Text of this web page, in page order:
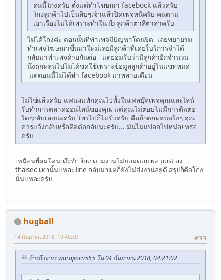
คนนี้โกงครับ ตั้งแต่ทำโฆษณา facebook แล้วครับ
โกงลูกค้าไปเป็นสิบๆเจ้าแล้วปิดเพจหนีครับ คนตาม
เอาเรื่องไม่ได้เพราะทำใน fb ลูกค้าตาสีตาสาครับ
ไม่ได้โกงค่ะ ตอนนั้นที่ทำเพจมีปัญหาโดนปิด เลยพยายาม
ทำเพจโฆษณาขึ้นมาใหม่เลยมีลูกค้าที่เคยใ้บริการจำได้
กลับมาทำเพจด้วยกันต่อ แต่ยอมรับว่ามีลูกค้าอีกจำนวน
นึงตกหล่นไปไมได้ชดใช้เพราะข้อมูลลูกค้าอยู่ในแชทหมด
แต่ตอนนี้ไม่ได้ทำ facebook มาหลายเดือน
ไม่ใช่แล้วครับ แฟนผมทักคุณไปทั้งในเฟสบุ๊คเพจคุณและไลน์
รับทำการตลาดออนไลน์ของคุณ แต่คุณไม่ตอบไม่มีการติดต่อ
ใดๆกลับเลยนะครับ โทรไปก็ไม่รับครับ คือถ้าตกหล่นจริงๆ คุณ
ควรแจ้งกลับหรือติดต่อกลับนะครับ... มันไม่แปลกไปหน่อยหรอ
ครับ
เหมือนที่ผมโดนเด๊ะทัก line ตามงานไม่ยอมตอบ พอ post ลง
thaiseo เท่านั้นแหละ line กลับมาแต่ก็ยังไม่ส่งงานอยู่ดี สรุปก็คือโกง
นั่นแหละครับ
hugball
#33
14 กันยายน 2018, 19:40:59
อ้างถึงจาก: waraporn555 ใน 04 กันยายน 2018, 04:21:02